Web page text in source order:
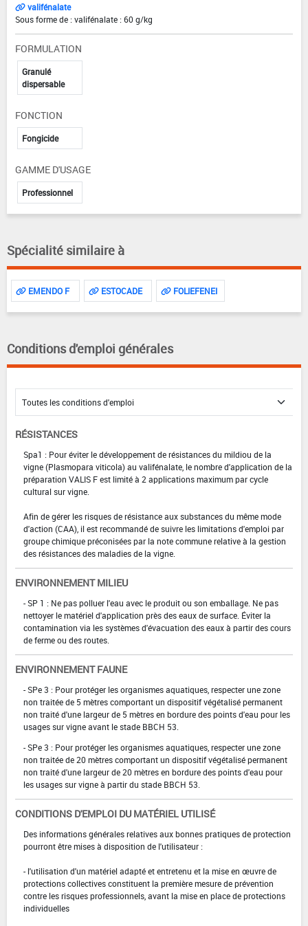
valifénalate
Sous forme de : valifénalate : 60 g/kg
FORMULATION
Granulé
dispersable
FONCTION
Fongicide
GAMME D'USAGE
Professionnel
Spécialité similaire à
EMENDO F ESTOCADE FOLIEFENEI
Conditions d'emploi générales
RÉSISTANCES
Spa1 : Pour éviter le développement de résistances du mildiou de la
vigne (Plasmopara viticola) au valifénalate, le nombre d'application de la
préparation VALIS F est limité à 2 applications maximum par cycle
cultural sur vigne.
Afin de gérer les risques de résistance aux substances du même mode
d'action (CAA), il est recommandé de suivre les limitations d'emploi par
groupe chimique préconisées par la note commune relative à la gestion
des résistances des maladies de la vigne.
ENVIRONNEMENT MILIEU
- SP 1 : Ne pas polluer l'eau avec le produit ou son emballage. Ne pas
nettoyer le matériel d'application près des eaux de surface. Éviter la
contamination via les systèmes d'évacuation des eaux à partir des cours
de ferme ou des routes.
ENVIRONNEMENT FAUNE
- SPe 3 : Pour protéger les organismes aquatiques, respecter une zone
non traitée de 5 mètres comportant un dispositif végétalisé permanent
non traité d'une largeur de 5 mètres en bordure des points d'eau pour les
usages sur vigne avant le stade BBCH 53.
- SPe 3 : Pour protéger les organismes aquatiques, respecter une zone
non traitée de 20 mètres comportant un dispositif végétalisé permanent
non traité d'une largeur de 20 mètres en bordure des points d'eau pour
les usages sur vigne à partir du stade BBCH 53.
CONDITIONS D'EMPLOI DU MATÉRIEL UTILISÉ
Des informations générales relatives aux bonnes pratiques de protection
pourront être mises à disposition de l'utilisateur :
- l'utilisation d'un matériel adapté et entretenu et la mise en œuvre de
protections collectives constituent la première mesure de prévention
contre les risques professionnels, avant la mise en place de protections
individuelles